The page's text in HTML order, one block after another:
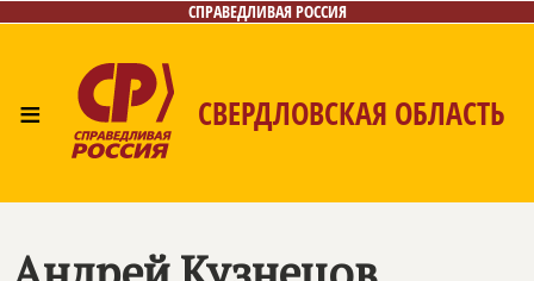
СПРАВЕДЛИВАЯ РОССИЯ
≡ СВЕРДЛОВСКАЯ ОБЛАСТЬ
Контакты